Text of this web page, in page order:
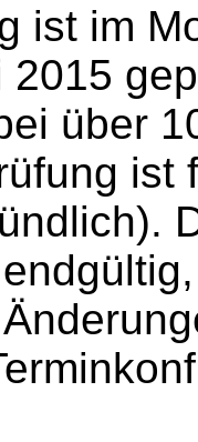
ist im
2015
über
ist